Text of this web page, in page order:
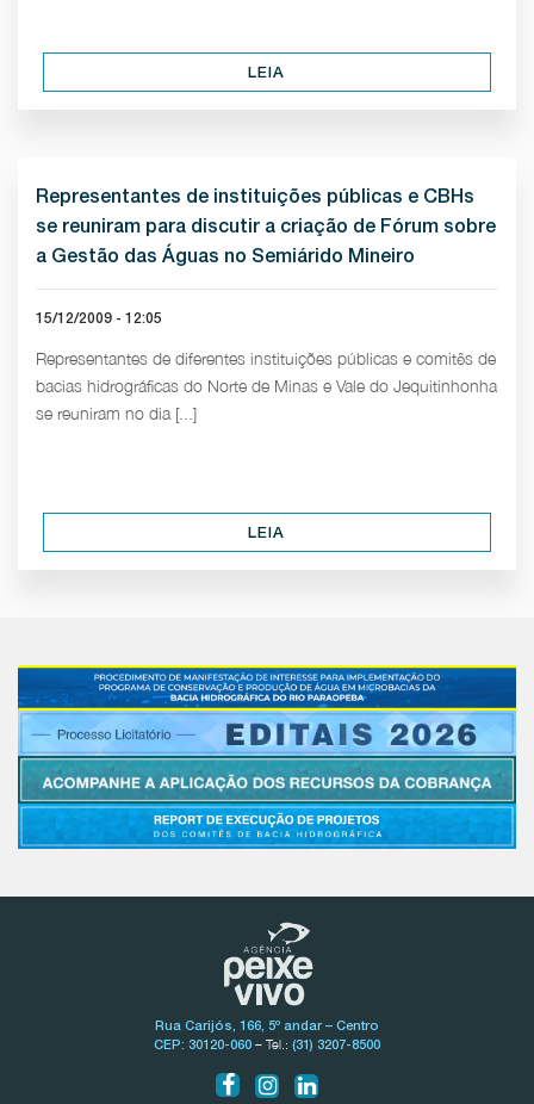
LEIA
Representantes de instituições públicas e CBHs
se reuniram para discutir a criação de Fórum sobre
a Gestão das Águas no Semiárido Mineiro
15/12/2009 - 12:05
Representantes de diferentes instituições públicas e comitês de
bacias hidrográficas do Norte de Minas e Vale do Jequitinhonha
se reuniram no dia [...]
LEIA
Rua Carijós, 166, 5º andar – Centro
CEP: 30120-060 – Tel.: (31) 3207-8500